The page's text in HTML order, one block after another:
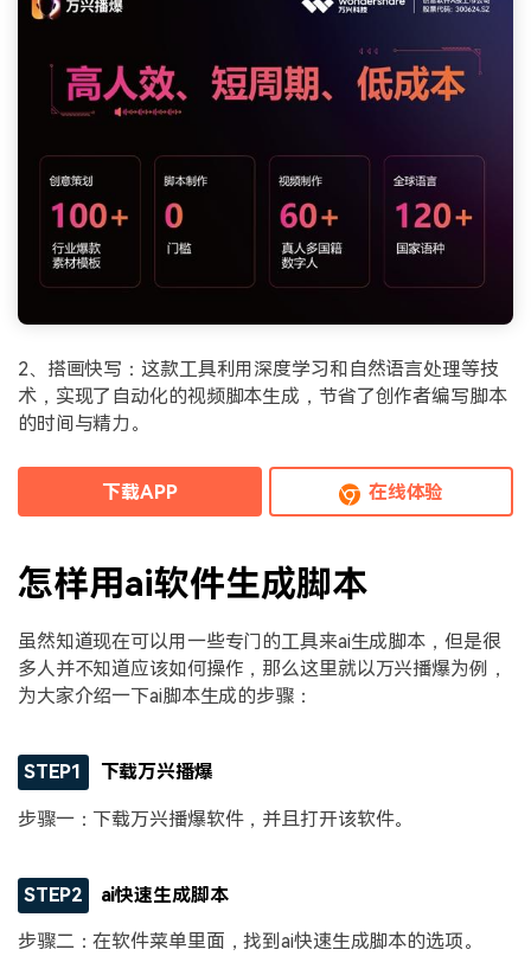
2、搭画快写：这款工具利用深度学习和自然语言处理等技
术，实现了自动化的视频脚本生成，节省了创作者编写脚本
的时间与精力。
下载APP 在线体验
怎样用ai软件生成脚本
虽然知道现在可以用一些专门的工具来ai生成脚本，但是很
多人并不知道应该如何操作，那么这里就以万兴播爆为例，
为大家介绍一下ai脚本生成的步骤：
STEP1 下载万兴播爆
步骤一：下载万兴播爆软件，并且打开该软件。
STEP2 ai快速生成脚本
步骤二：在软件菜单里面，找到ai快速生成脚本的选项。